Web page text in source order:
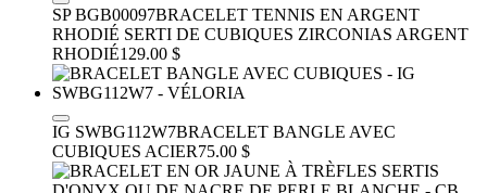
SP BGB00097BRACELET TENNIS EN ARGENT
RHODIÉ SERTI DE CUBIQUES ZIRCONIAS ARGENT
RHODIÉ129.00 $
IG SWBG112W7BRACELET BANGLE AVEC
CUBIQUES ACIER75.00 $